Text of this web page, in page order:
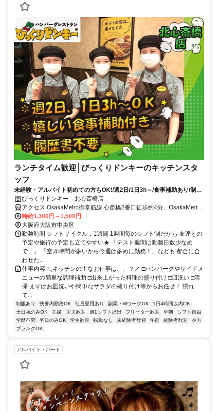
ランチタイム歓迎│びっくりドンキーのキッチンスタ
ッフ
未経験・アルバイト初めての方もOK!/週2日/1日3h～/食事補助あり/制服
貸与/履歴書不要
びっくりドンキー 北心斎橋店
アクセス OsakaMetro御堂筋線 心斎橋2番口徒歩約4分、OsakaMetro
御堂筋線 本町12番口徒歩約8分、OsakaMetro四つ橋線 四ツ橋1-A口
徒歩約8分
時給1,300円～1,500円
大阪府大阪市中央区
勤務時間 シフトサイクル：1週間 1週間毎のシフト制だから 友達との
予定や旅行の予定も立てやすい★ 「テスト週間は勤務日数少なめ
で…」 「空き時間が多いから今週は多めに勤務！」なども 都合に合
わせた...
仕事内容 ＼キッチンの主なお仕事は、、？／ □ハンバーグやサイドメ
ニューの簡単な調理補助 □出来上がった料理の盛り付け □皿洗い □清
掃 まずはお皿洗いや簡単なサラダの盛り付け等からお任せ！ 慣れ
て...
制服あり 扶養内勤務OK 社員登用あり 副業・WワークOK
1日4時間以内OK
土日祝のみOK
主婦・主夫歓迎 週1シフト提出 フリーター歓迎 早朝
シフト自由
学歴不問
平日のみOK 学生歓迎 転勤なし 未経験者歓迎 午前 経験者歓迎
夕方
ブランクOK
アルバイト・パート